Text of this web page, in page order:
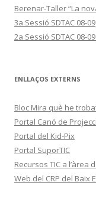
Berenar-Taller “La
3a Sessió SDTAC 08-09
2a Sessió SDTAC 08-09.
ENLLAÇOS EXTERNS
Bloc Mira què he
Portal Canó de
Portal del Kid-Pix
Portal SuporTIC
Recursos TIC a l’àrea
Web del CRP del Baix